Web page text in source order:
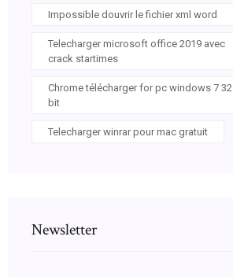
Impossible douvrir le fichier xml word
Telecharger microsoft office 2019 avec
crack startimes
Chrome télécharger for pc windows 7 32
bit
Telecharger winrar pour mac gratuit
Newsletter